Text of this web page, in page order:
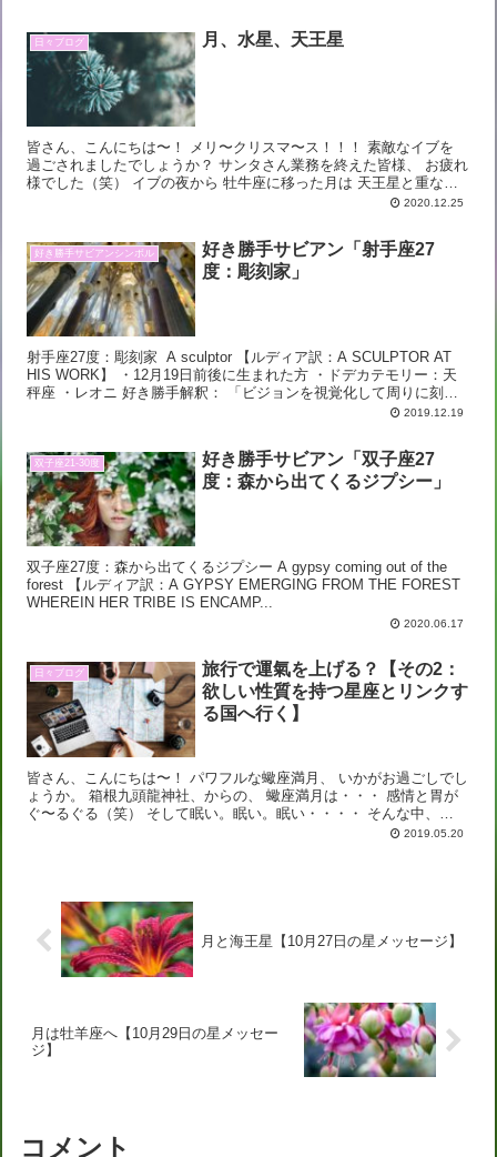
日々ブログ 月、水星、天王星
皆さん、こんにちは〜！ メリ〜クリスマ〜ス！！！ 素敵なイブを
過ごされましたでしょうか？ サンタさん業務を終えた皆様、 お疲れ
様でした（笑） イブの夜から 牡牛座に移った月は 天王星と重なっ
2020.12.25
好き勝手サビアンシンボル
好き勝手サビアン「射手座27
度：彫刻家」
射手座27度：彫刻家 A sculptor 【ルディア訳：A SCULPTOR AT
HIS WORK】 ・12月19日前後に生まれた方 ・ドデカテモリー：天
秤座 ・レオニ 好き勝手解釈： 「ビジョンを視覚化して周りに刻み
2019.12.19
双子座21-30度
好き勝手サビアン「双子座27
度：森から出てくるジプシー」
双子座27度：森から出てくるジプシー A gypsy coming out of the
forest 【ルディア訳：A GYPSY EMERGING FROM THE FOREST
WHEREIN HER TRIBE IS ENCAMP...
2020.06.17
日々ブログ
旅行で運氣を上げる？【その2：
欲しい性質を持つ星座とリンクす
る国へ行く】
皆さん、こんにちは〜！ パワフルな蠍座満月、 いかがお過ごしでし
ょうか。 箱根九頭龍神社、からの、 蠍座満月は・・・ 感情と胃が
ぐ〜るぐる（笑） そして眠い。眠い。眠い・・・・ そんな中、
2019.05.20
月と海王星【10月27日の星メッセージ】
月は牡羊座へ【10月29日の星メッセー
ジ】
コメント